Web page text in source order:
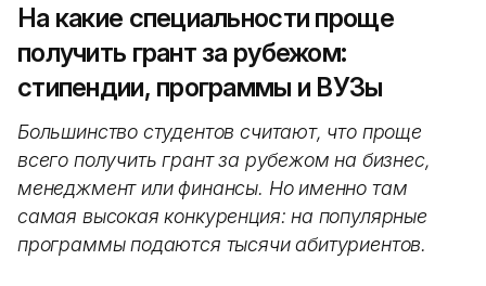
На какие специальности проще
получить грант за рубежом:
стипендии, программы и ВУЗы
Большинство студентов считают, что проще
всего получить грант за рубежом на бизнес,
менеджмент или финансы. Но именно там
самая высокая конкуренция: на популярные
программы подаются тысячи абитуриентов.